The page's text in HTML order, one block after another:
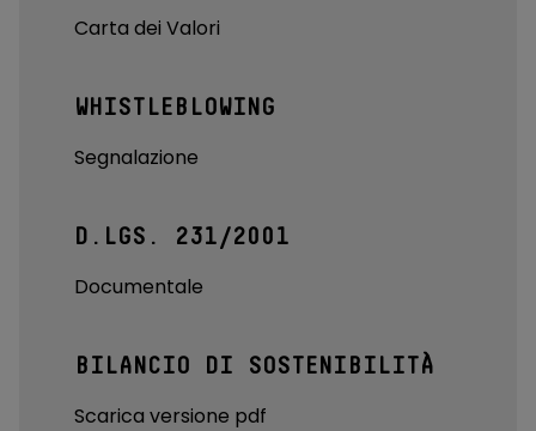
Carta dei Valori
WHISTLEBLOWING
Segnalazione
D.LGS. 231/2001
Documentale
BILANCIO DI SOSTENIBILITÀ
Scarica versione pdf